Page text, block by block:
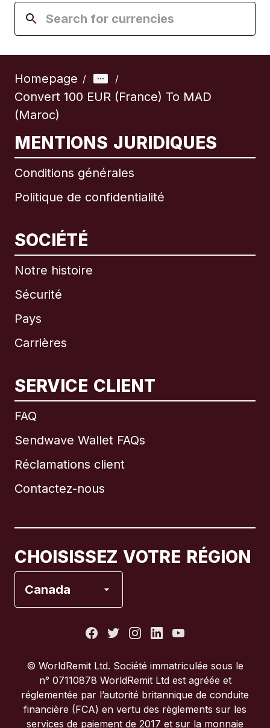
Homepage / /
Convert 100 EUR (France) To MAD
(Maroc)
MENTIONS JURIDIQUES
Conditions générales
Politique de confidentialité
SOCIÉTÉ
Notre histoire
Sécurité
Pays
Carrières
SERVICE CLIENT
FAQ
Sendwave Wallet FAQs
Réclamations client
Contactez-nous
CHOISISSEZ VOTRE RÉGION
Canada
International English
Brésil
Italie
© WorldRemit Ltd. Société immatriculée sous le
n° 07110878 WorldRemit Ltd est agréée et
réglementée par l’autorité britannique de conduite
financière (FCA) en vertu des règlements sur les
services de paiement de 2017 et sur la monnaie